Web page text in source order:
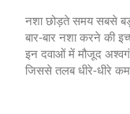
नशा छोड़ते समय सबसे
बार-बार नशा करने की
इन दवाओं में मौजूद
जिससे तलब धीरे-धीरे कम